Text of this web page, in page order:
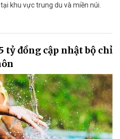
khu vực trung du và miền núi.
tỷ đồng cập nhật bộ chỉ